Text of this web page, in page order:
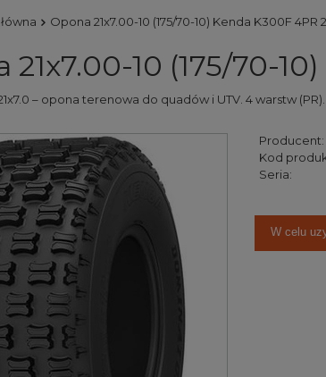
Opona 21x7.00-10 (175/70-10) Kenda K300F 4PR
21x7.00-10 (175/70-
– opona terenowa do quadów i UTV. 4 warstw (PR).
Producent:
Kod
Seria:
W celu